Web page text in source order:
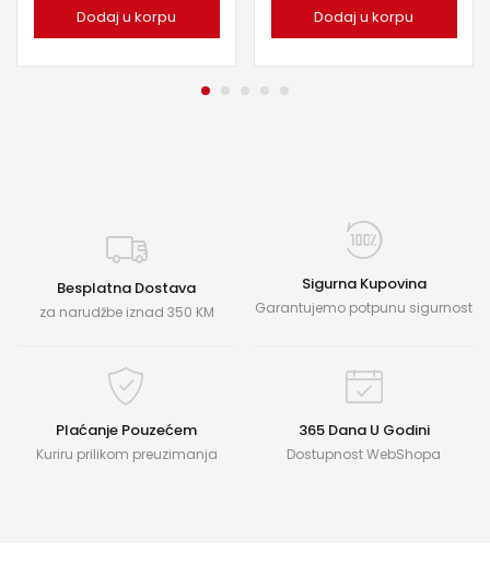
Dodaj u korpu Dodaj u korpu
Besplatna Dostava
za narudžbe iznad 350 KM
Sigurna Kupovina
Garantujemo potpunu sigurnost
Plaćanje Pouzećem
Kuriru prilikom preuzimanja
365 Dana U Godini
Dostupnost WebShopa